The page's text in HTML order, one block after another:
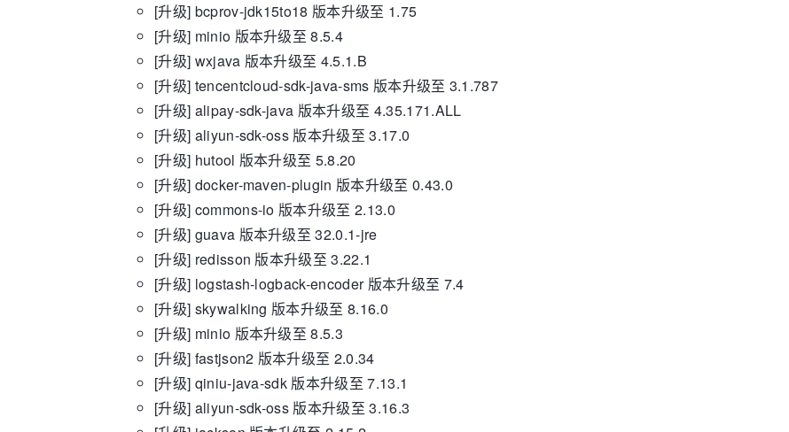
[升级] bcprov-jdk15to18 版本升级至 1.75
[升级] minio 版本升级至 8.5.4
[升级] wxjava 版本升级至 4.5.1.B
[升级] tencentcloud-sdk-java-sms 版本升级至 3.1.787
[升级] alipay-sdk-java 版本升级至 4.35.171.ALL
[升级] aliyun-sdk-oss 版本升级至 3.17.0
[升级] hutool 版本升级至 5.8.20
[升级] docker-maven-plugin 版本升级至 0.43.0
[升级] commons-io 版本升级至 2.13.0
[升级] guava 版本升级至 32.0.1-jre
[升级] redisson 版本升级至 3.22.1
[升级] logstash-logback-encoder 版本升级至 7.4
[升级] skywalking 版本升级至 8.16.0
[升级] minio 版本升级至 8.5.3
[升级] fastjson2 版本升级至 2.0.34
[升级] qiniu-java-sdk 版本升级至 7.13.1
[升级] aliyun-sdk-oss 版本升级至 3.16.3